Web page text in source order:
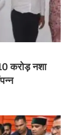
करोड़ नशा